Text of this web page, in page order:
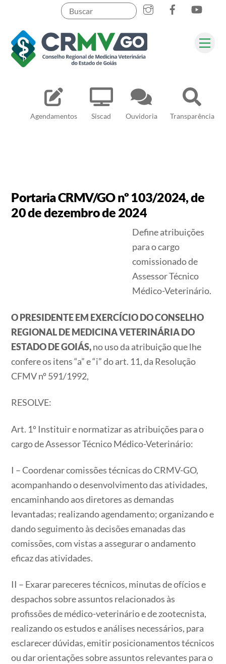
content
Agendamentos Siscad Ouvidoria Transparência
Pesquisar
Portaria CRMV/GO nº 103/2024, de
20 de dezembro de 2024
Define atribuições
para o cargo
comissionado de
Assessor Técnico
Médico-Veterinário.
O PRESIDENTE EM EXERCÍCIO DO CONSELHO
REGIONAL DE MEDICINA VETERINÁRIA DO
ESTADO DE GOIÁS,no uso da atribuição que lhe
confere os itens “a” e “i” do art. 11, da Resolução
CFMV nº 591/1992,
RESOLVE:
Art. 1º Instituir e normatizar as atribuições para o
cargo de Assessor Técnico Médico-Veterinário:
I – Coordenar comissões técnicas do CRMV-GO,
acompanhando o desenvolvimento das atividades,
encaminhando aos diretores as demandas
levantadas; realizando agendamento; organizando e
dando seguimento às decisões emanadas das
comissões, com vistas a assegurar o andamento
eficaz das atividades.
II – Exarar pareceres técnicos, minutas de ofícios e
despachos sobre assuntos relacionados às
profissões de médico-veterinário e de zootecnista,
realizando os estudos e análises necessários, para
esclarecer dúvidas, emitir posicionamentos técnicos
ou dar orientações sobre assuntos relevantes para o